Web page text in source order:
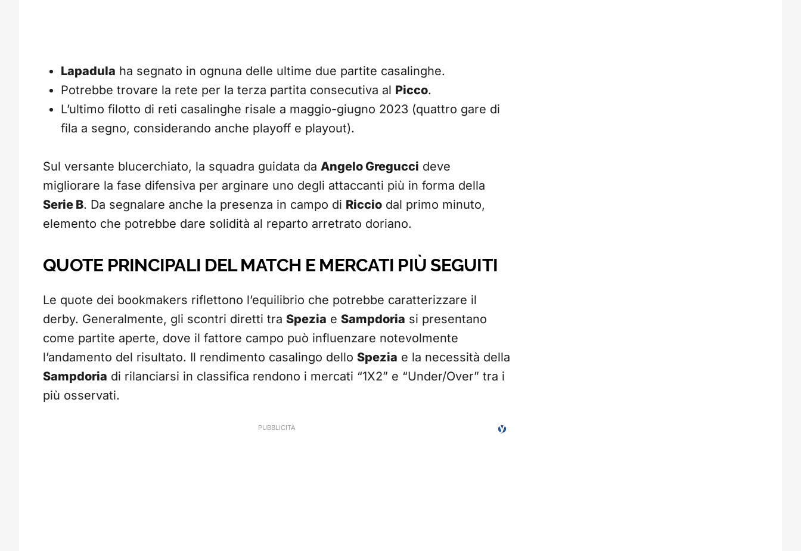
Lapadula ha segnato in ognuna delle ultime due partite casalinghe.
Potrebbe trovare la rete per la terza partita consecutiva al Picco.
L’ultimo filotto di reti casalinghe risale a maggio-giugno 2023 (quattro gare di
fila a segno, considerando anche playoff e playout).
Sul versante blucerchiato, la squadra guidata da Angelo Gregucci deve
migliorare la fase difensiva per arginare uno degli attaccanti più in forma della
Serie B. Da segnalare anche la presenza in campo di Riccio dal primo minuto,
elemento che potrebbe dare solidità al reparto arretrato doriano.
QUOTE PRINCIPALI DEL MATCH E MERCATI PIÙ SEGUITI
Le quote dei bookmakers riflettono l’equilibrio che potrebbe caratterizzare il
derby. Generalmente, gli scontri diretti tra Spezia e Sampdoria si presentano
come partite aperte, dove il fattore campo può influenzare notevolmente
l’andamento del risultato. Il rendimento casalingo dello Spezia e la necessità della
Sampdoria di rilanciarsi in classifica rendono i mercati “1X2” e “Under/Over” tra i
più osservati.